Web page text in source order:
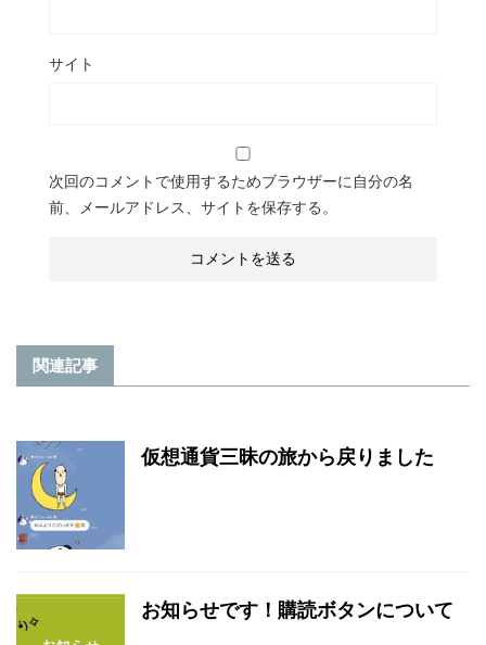
サイト
次回のコメントで使用するためブラウザーに自分の名
前、メールアドレス、サイトを保存する。
関連記事
仮想通貨三昧の旅から戻りました
お知らせです！購読ボタンについて